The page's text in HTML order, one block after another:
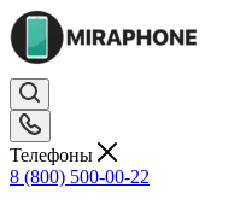
Телефоны
8 (800) 500-00-22